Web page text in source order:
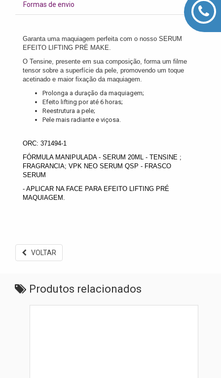
Formas de envio
Garanta uma maquiagem perfeita com o nosso SERUM
EFEITO LIFTING PRË MAKE.
O Tensine, presente em sua composição, forma um filme
tensor sobre a superfície da pele, promovendo um toque
acetinado e maior fixação da maquiagem.
Prolonga a duração da maquiagem;
Efeito lifting por até 6 horas;
Reestrutura a pele;
Pele mais radiante e viçosa.
ORC: 371494-1
FÓRMULA MANIPULADA - SERUM 20ML - TENSINE ;
FRAGRANCIA; VPK NEO SERUM QSP - FRASCO
SERUM
- APLICAR NA FACE PARA EFEITO LIFTING PRÉ
MAQUIAGEM.
VOLTAR
Produtos relacionados